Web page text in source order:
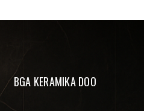
BGA KERAMIKA DOO